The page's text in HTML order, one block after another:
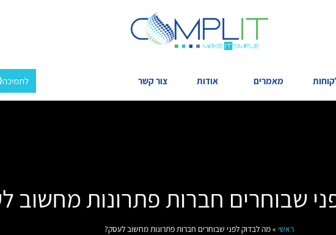
מאמרים אודות צור קשר לתמיכה
שבוחרים חברות פתרונות מחשוב
ראשי »מה לבדוק לפני שבוחרים חברות פתרונות מחשוב לעסק?